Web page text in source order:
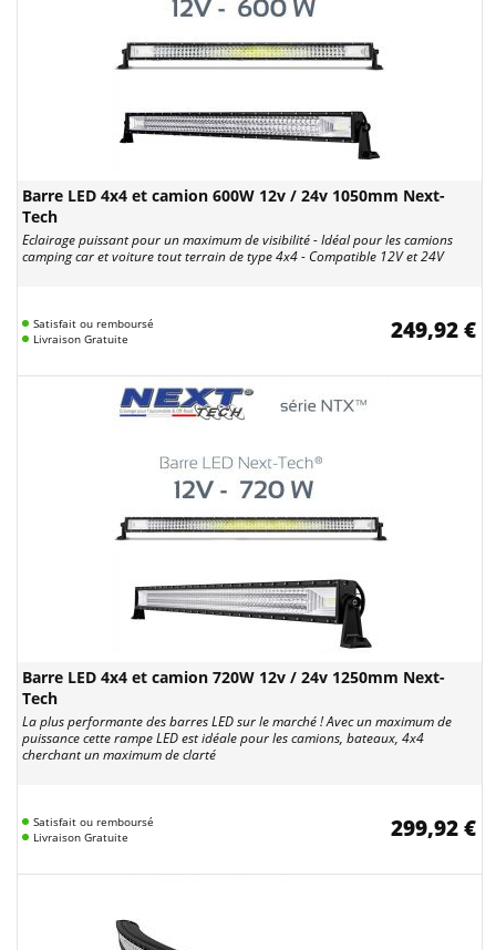
Barre LED 4x4 et camion 600W 12v / 24v 1050mm Next-
Tech
Eclairage puissant pour un maximum de visibilité - Idéal pour les camions
camping car et voiture tout terrain de type 4x4 - Compatible 12V et 24V
Satisfait ou remboursé
Livraison Gratuite
249,92 €
Barre LED 4x4 et camion 720W 12v / 24v 1250mm Next-
Tech
La plus performante des barres LED sur le marché ! Avec un maximum de
puissance cette rampe LED est idéale pour les camions, bateaux, 4x4
cherchant un maximum de clarté
Satisfait ou remboursé
Livraison Gratuite
299,92 €